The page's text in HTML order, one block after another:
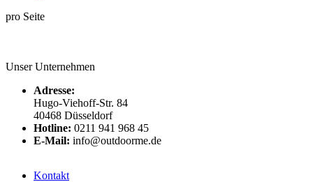
pro Seite
Unser Unternehmen
Adresse:
Hugo-Viehoff-Str. 84
40468 Düsseldorf
Hotline: 0211 941 968 45
E-Mail: info@outdoorme.de
Kontakt